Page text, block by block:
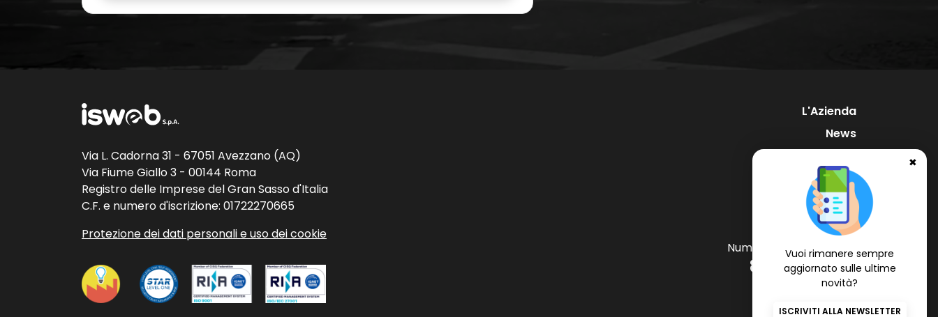
✖
Vuoi rimanere sempre
aggiornato sulle ultime
novità?
ISCRIVITI ALLA NEWSLETTER
Via L. Cadorna 31 - 67051 Avezzano (AQ)
Via Fiume Giallo 3 - 00144 Roma
Registro delle Imprese del Gran Sasso d'Italia
C.F. e numero d'iscrizione: 01722270665
Protezione dei dati personali e uso dei cookie
L'Azienda
News
Contatti
Numero Verde Gratuito
800 97 34 34